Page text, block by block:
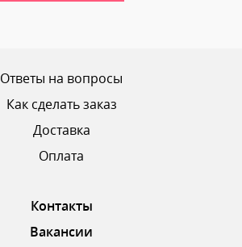
ОТПРАВИТЬ ОТЗЫВ
Ответы на вопросы
Как сделать заказ
Доставка
Оплата
Контакты
Вакансии